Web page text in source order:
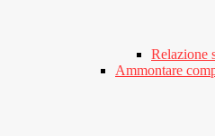
Relazione
Ammontare